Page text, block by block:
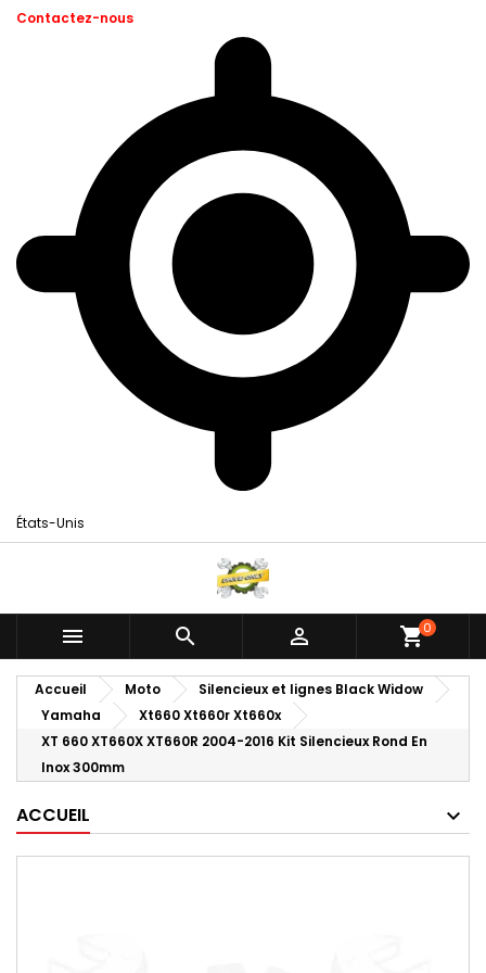
Contactez-nous
États-Unis
   shopping_cart0
Accueil Moto
Silencieux et lignes Black Widow
Yamaha
Xt660 Xt660r Xt660x
XT 660 XT660X XT660R 2004-2016 Kit Silencieux Rond En
Inox 300mm
ACCUEIL